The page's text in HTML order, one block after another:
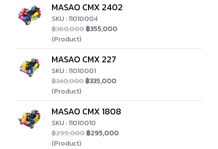
MASAO CMX 2402
SKU : 11010004
฿360,000฿355,000
(Product)
MASAO CMX 227
SKU : 11010001
฿340,000฿335,000
(Product)
MASAO CMX 1808
SKU : 11010010
฿299,000฿295,000
(Product)